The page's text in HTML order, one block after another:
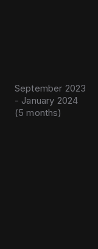
September 2023
- January 2024
(5 months)